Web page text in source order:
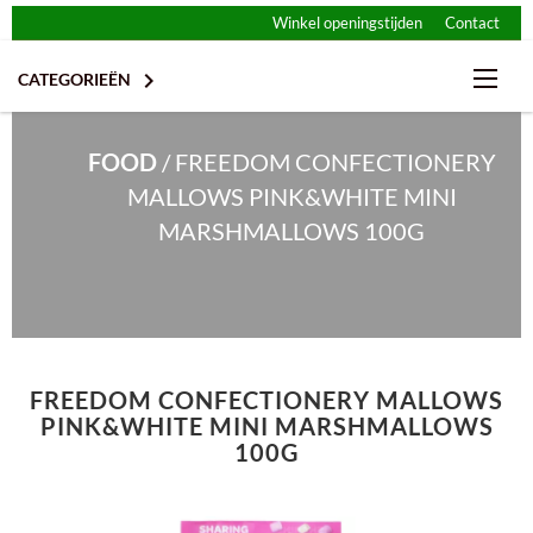
Winkel openingstijden Contact
CATEGORIEËN 
CHOCOLADE
FRISDRANK
FOOD/FREEDOM CONFECTIONERY
MALLOWS PINK&WHITE MINI
MARSHMALLOWS 100G
FREEDOM CONFECTIONERY MALLOWS
PINK&WHITE MINI MARSHMALLOWS
100G